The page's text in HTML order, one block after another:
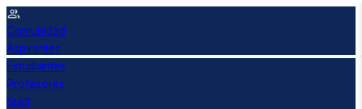
Comunidad
Aspirantes
Estudiantes
Profesores
Staff